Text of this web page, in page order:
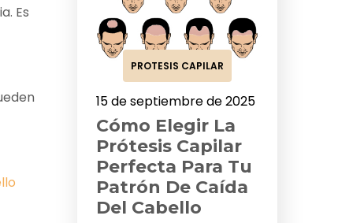
Es
PROTESIS CAPILAR
15 de septiembre de 2025
Cómo Elegir La
Prótesis Capilar
Perfecta Para Tu
Patrón De Caída
Del Cabello